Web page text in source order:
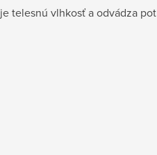
telesnú vlhkosť a odvádza pot